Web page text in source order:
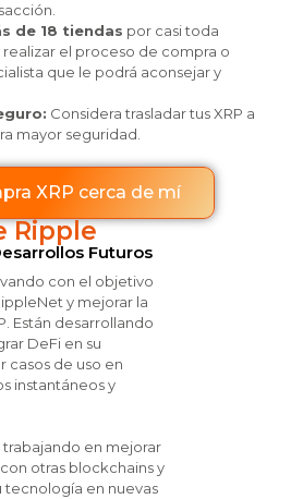
de 18 tiendas por casi toda
el proceso de compra o
que le podrá aconsejar y
Considera trasladar tus XRP a
mayor seguridad.
XRP cerca de mí
Ripple
Futuros
con el objetivo
y mejorar la
Están desarrollando
DeFi en su
casos de uso en
instantáneos y
en mejorar
otras blockchains y
tecnología en nuevas